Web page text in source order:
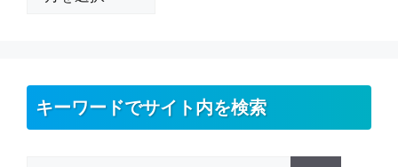
キーワードでサイト内を検索